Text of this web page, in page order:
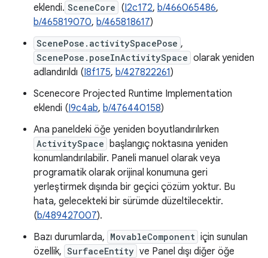
eklendi. SceneCore (I2c172, b/466065486,
b/465819070, b/465818617)
ScenePose.activitySpacePose ,
ScenePose.poseInActivitySpace olarak yeniden
adlandırıldı (I8f175, b/427822261)
Scenecore Projected Runtime Implementation
eklendi (I9c4ab, b/476440158)
Ana paneldeki öğe yeniden boyutlandırılırken
ActivitySpace başlangıç noktasına yeniden
konumlandırılabilir. Paneli manuel olarak veya
programatik olarak orijinal konumuna geri
yerleştirmek dışında bir geçici çözüm yoktur. Bu
hata, gelecekteki bir sürümde düzeltilecektir.
(b/489427007).
Bazı durumlarda, MovableComponent için sunulan
özellik, SurfaceEntity ve Panel dışı diğer öğe